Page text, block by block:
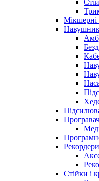
Мікшерні
Стійки і